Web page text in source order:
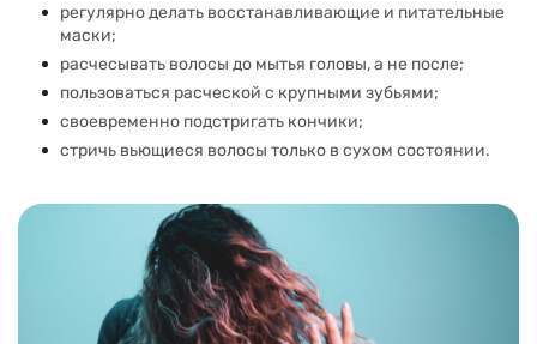
регулярно делать восстанавливающие и питательные
маски;
расчесывать волосы до мытья головы, а не после;
пользоваться расческой с крупными зубьями;
своевременно подстригать кончики;
стричь вьющиеся волосы только в сухом состоянии.